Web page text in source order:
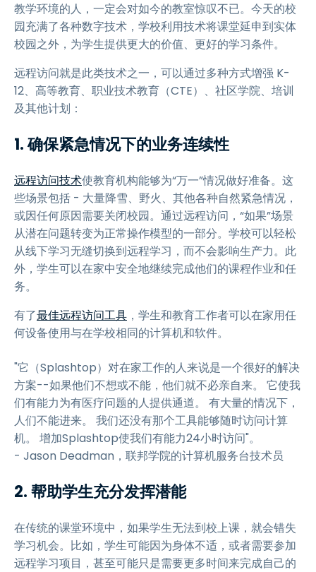
教学环境的人，一定会对如今的教室惊叹不已。今天的校
园充满了各种数字技术，学校利用技术将课堂延申到实体
校园之外，为学生提供更大的价值、更好的学习条件。
远程访问就是此类技术之一，可以通过多种方式增强 K-
12、高等教育、职业技术教育（CTE）、社区学院、培训
及其他计划：
1. 确保紧急情况下的业务连续性
远程访问技术使教育机构能够为“万一”情况做好准备。这
些场景包括 - 大量降雪、野火、其他各种自然紧急情况，
或因任何原因需要关闭校园。通过远程访问，“如果”场景
从潜在问题转变为正常操作模型的一部分。学校可以轻松
从线下学习无缝切换到远程学习，而不会影响生产力。此
外，学生可以在家中安全地继续完成他们的课程作业和任
务。
有了最佳远程访问工具 ，学生和教育工作者可以在家用任
何设备使用与在学校相同的计算机和软件。
"它（Splashtop）对在家工作的人来说是一个很好的解决
方案--如果他们不想或不能，他们就不必亲自来。 它使我
们有能力为有医疗问题的人提供通道。 有大量的情况下，
人们不能进来。 我们还没有那个工具能够随时访问计算
机。 增加Splashtop使我们有能力24小时访问"。
- Jason Deadman，联邦学院的计算机服务台技术员
2. 帮助学生充分发挥潜能
在传统的课堂环境中，如果学生无法到校上课，就会错失
学习机会。比如，学生可能因为身体不适，或者需要参加
远程学习项目，甚至可能只是需要更多时间来完成自己的